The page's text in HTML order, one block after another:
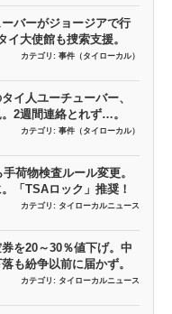
バーがジョージアで行
大使館も捜索支援。
カテゴリ: 事件（タイローカル）
イ人ユーチューバー、
2週間連絡とれず…。
カテゴリ: 事件（タイローカル）
荷物検査ルール変更。
「TSAロック」推奨！
カテゴリ: タイローカルニュース
を20～30％値下げ。中
も紛争以前に届かず。
カテゴリ: タイローカルニュース